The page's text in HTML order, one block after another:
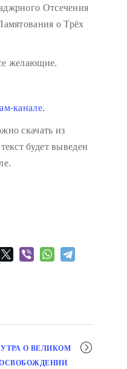
Отсечения
о Трёх
желающие.
канале.
скачать из
будет выведен
О ВЕЛИКОМ